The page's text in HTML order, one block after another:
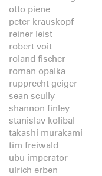
otto piene
peter krauskopf
reiner leist
robert voit
roland fischer
roman opalka
rupprecht geiger
sean scully
shannon finley
stanislav kolíbal
takashi murakami
tim freiwald
ubu imperator
ulrich erben